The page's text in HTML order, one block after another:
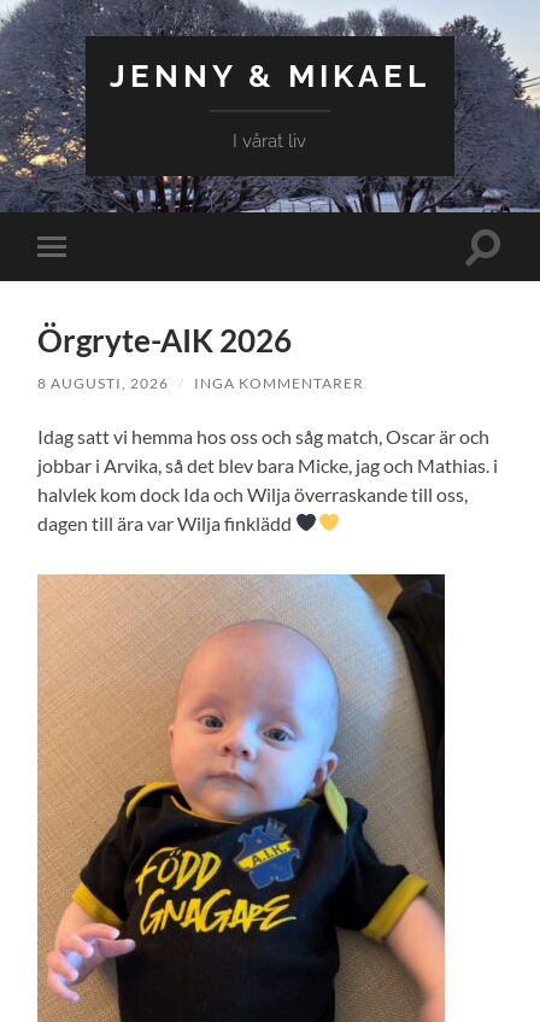
JENNY & MIKAEL
I vårat liv
Slå
på/av
Slå
Örgryte-AIK 2026
8 AUGUSTI, 2026 / INGA KOMMENTARER
Idag satt vi hemma hos oss och såg match, Oscar är och
jobbar i Arvika, så det blev bara Micke, jag och Mathias. i
halvlek kom dock Ida och Wilja överraskande till oss,
dagen till ära var Wilja finklädd